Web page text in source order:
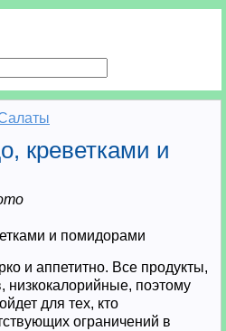
креветками и
и аппетитно. Все продукты,
низкокалорийные, поэтому
для тех, кто
ограничений в